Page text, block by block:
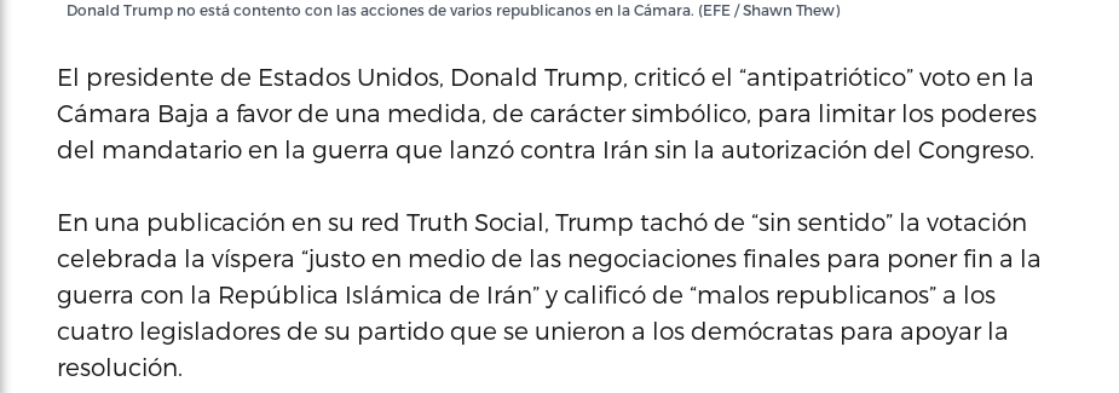
Donald Trump no está contento con las acciones de varios republicanos en la Cámara. (EFE / Shawn Thew)
El presidente de Estados Unidos, Donald Trump, criticó el “antipatriótico” voto en la
Cámara Baja a favor de una medida, de carácter simbólico, para limitar los poderes
del mandatario en la guerra que lanzó contra Irán sin la autorización del Congreso.
En una publicación en su red Truth Social, Trump tachó de “sin sentido” la votación
celebrada la víspera “justo en medio de las negociaciones finales para poner fin a la
guerra con la República Islámica de Irán” y calificó de “malos republicanos” a los
cuatro legisladores de su partido que se unieron a los demócratas para apoyar la
resolución.